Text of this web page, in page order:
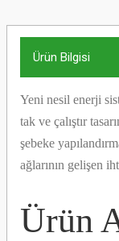
Ürün Bilgisi
Yeni nesil enerji
tak ve çalıştır
şebeke
ağlarının gelişen
Ürün